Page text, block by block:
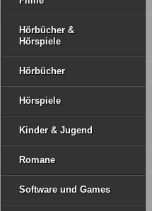
Hörbücher &
Hörspiele
Hörbücher
Hörspiele
Kinder & Jugend
Romane
Software und Games